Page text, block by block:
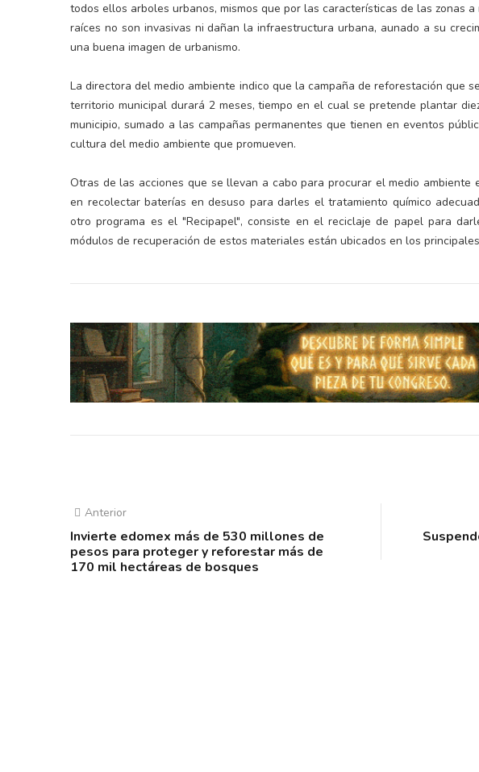
todos ellos arboles urbanos, mismos que por las características de las zonas
raíces no son invasivas ni dañan la infraestructura urbana, aunado a su
una buena imagen de urbanismo.
La directora del medio ambiente indico que la campaña de reforestación que
territorio municipal durará 2 meses, tiempo en el cual se pretende plantar
municipio, sumado a las campañas permanentes que tienen en eventos
cultura del medio ambiente que promueven.
Otras de las acciones que se llevan a cabo para procurar el medio ambiente
en recolectar baterías en desuso para darles el tratamiento químico
otro programa es el "Recipapel", consiste en el reciclaje de papel para
módulos de recuperación de estos materiales están ubicados en los
Anterior
Invierte edomex más de 530 millones de
pesos para proteger y reforestar más de
170 mil hectáreas de bosques